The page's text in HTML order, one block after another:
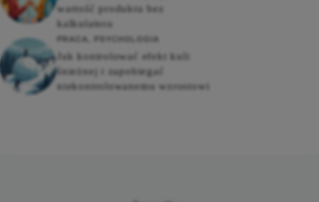
wartość produktu bez
kalkulatora
PRACA PSYCHOLOGIA
Jak kontrolować efekt kuli
śnieżnej i zapobiegać
niekontrolowanemu wzrostowi